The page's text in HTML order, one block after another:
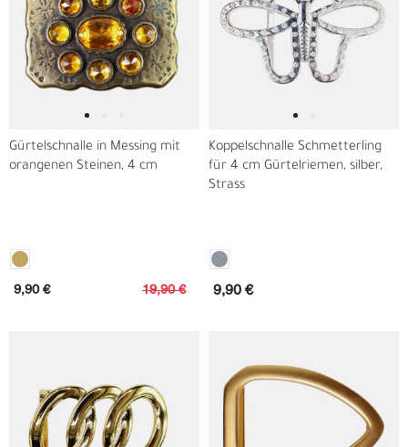
Gürtelschnalle in Messing mit
orangenen Steinen, 4 cm
19,90 €
9,90 €
Koppelschnalle Schmetterling
für 4 cm Gürtelriemen, silber,
Strass
9,90 €